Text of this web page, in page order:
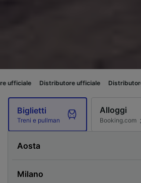
Distributore ufficiale Distributore ufficiale
Biglietti
Treni e pullman
Alloggi
Booking.com